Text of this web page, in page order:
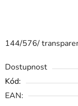
144/576/
Dostupnost
Kód:
EAN: